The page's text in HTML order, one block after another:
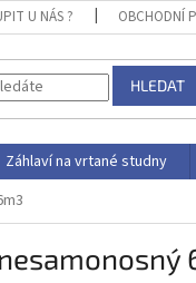
U NÁS ? OBCHODNÍ
HLEDAT
Záhlaví na vrtané studny